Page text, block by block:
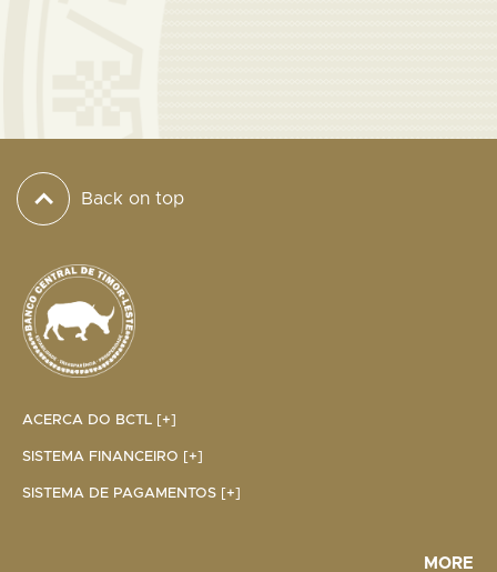
Back on top
ACERCA DO BCTL [+]
SISTEMA FINANCEIRO [+]
SISTEMA DE PAGAMENTOS [+]
MORE